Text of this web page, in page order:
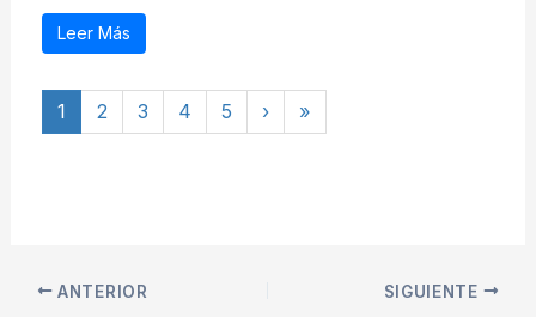
Leer Más
1 2 3 4 5 › »
ANTERIOR SIGUIENTE